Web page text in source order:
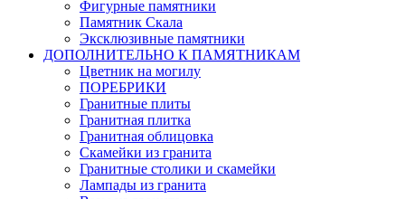
Фигурные памятники
Памятник Скала
Эксклюзивные памятники
ДОПОЛНИТЕЛЬНО К ПАМЯТНИКАМ
Цветник на могилу
ПОРЕБРИКИ
Гранитные плиты
Гранитная плитка
Гранитная облицовка
Скамейки из гранита
Гранитные столики и скамейки
Лампады из гранита